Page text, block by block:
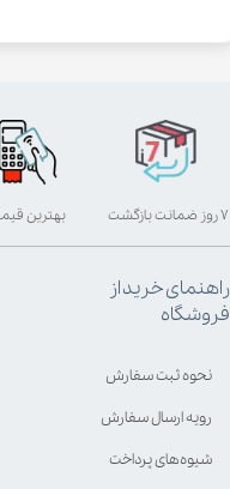
بهترین ۷ روز ضمانت بازگشت
راهنمای خرید از
فروشگاه
نحوه ثبت سفارش
رویه ارسال سفارش
شیوه‌های پرداخت